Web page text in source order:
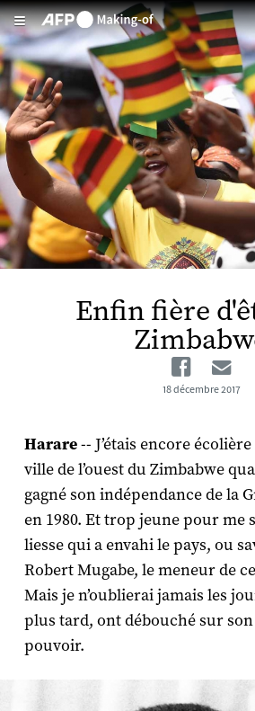
Aller au contenu principal
Enfin fière
18 décembre 2017
Harare-- J’étais encore
ville de l’ouest du Zimbabwe
gagné son indépendance de la
en 1980. Et trop jeune pour me
liesse qui a envahi le pays, ou
Robert Mugabe, le meneur de
Mais je n’oublierai jamais les
plus tard, ont débouché sur
pouvoir.